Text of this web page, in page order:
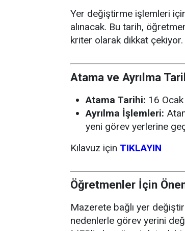
Yer değiştirme işlemleri
alınacak. Bu tarih,
kriter olarak dikkat çekiyor.
Atama ve Ayrılma
Atama Tarihi: 16
Ayrılma İşlemleri:
yeni görev yerlerine
Kılavuz için TIKLAYIN
Öğretmenler İçin
Mazerete bağlı yer
nedenlerle görev yerini